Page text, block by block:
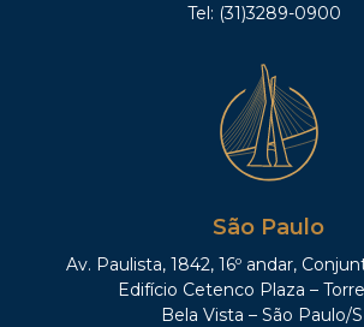
Tel: (31)3289-0900
São Paulo
Av. Paulista, 1842, 16º andar,
Edifício Cetenco Plaza –
Bela Vista – São Paulo/